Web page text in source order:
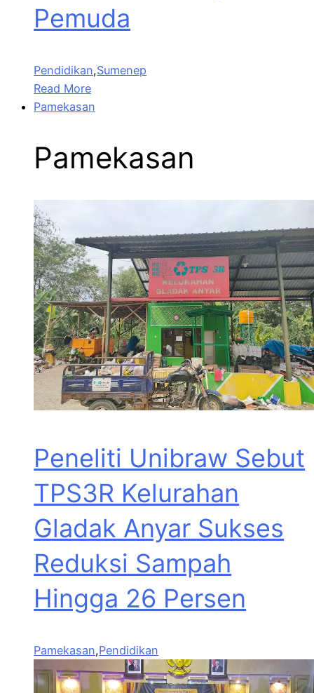
Pemuda
Pendidikan,Sumenep
Read More
Pamekasan
Pamekasan
Peneliti Unibraw Sebut
TPS3R Kelurahan
Gladak Anyar Sukses
Reduksi Sampah
Hingga 26 Persen
Pamekasan,Pendidikan